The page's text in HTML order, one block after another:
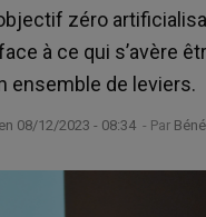
zéro
à ce qui s’avère
ensemble de leviers.
08/12/2023 - 08:34 - Par